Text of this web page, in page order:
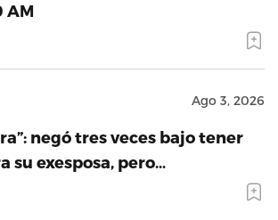
AM
Ago 3, 2026
negó tres veces bajo tener
su exesposa, pero…